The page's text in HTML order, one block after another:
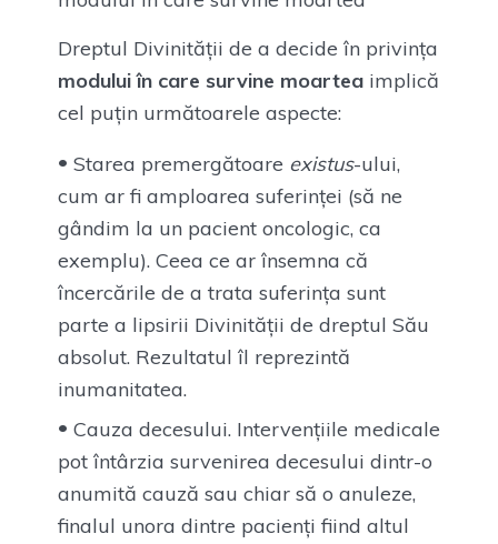
Dreptul Divinității de a decide în privința
modului în care survine moartea implică
cel puțin următoarele aspecte:
Starea premergătoare existus-ului,
cum ar fi amploarea suferinței (să ne
gândim la un pacient oncologic, ca
exemplu). Ceea ce ar însemna că
încercările de a trata suferința sunt
parte a lipsirii Divinității de dreptul Său
absolut. Rezultatul îl reprezintă
inumanitatea.
Cauza decesului. Intervențiile medicale
pot întârzia survenirea decesului dintr-o
anumită cauză sau chiar să o anuleze,
finalul unora dintre pacienți fiind altul